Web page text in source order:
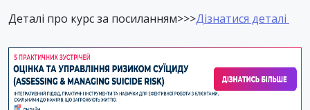
Деталі про курс за посиланням>>>Дізнатися деталі